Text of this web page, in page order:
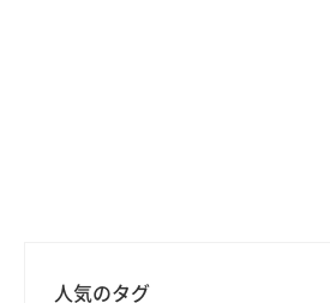
人気のタグ